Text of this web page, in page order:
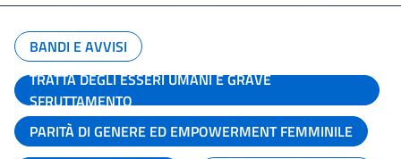
BANDI E AVVISI
TRATTA DEGLI ESSERI UMANI E GRAVE
SFRUTTAMENTO
PARITÀ DI GENERE ED EMPOWERMENT FEMMINILE